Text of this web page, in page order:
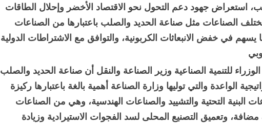
استعراض جهود دعم التحول نحو الاقتصاد الأخضر وإحلال الطاقات
الصناعات مثل صناعة الحديد والصلب باعتبارها من الصناعات
يسهم في خفض الانبعاثات الكربونية، والتوافق مع الاشتراطات الدولية
للتنمية الصناعية وزير الصناعة والنقل أن صناعة الحديد والصلب
الواعدة والتي توليها وزارة الصناعة أهمية بالغة باعتبارها ركيزة
البنية التحتية والتشييد والصناعات الهندسية، وهي من الصناعات
وتعميق التصنيع المحلى لسد الفجوات الاستيرادية وزيادة
كيف تحمي مصر ثرواتها في الجنوب؟
معركة لا تُرى.. وحراس لا ينامون
نموذجا.. لماذا تُنشئ
عملاقة؟